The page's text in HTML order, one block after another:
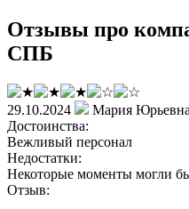
Отзывы про
СПБ
29.10.2024
Мария Юрьевна
Достоинства:
Вежливый персонал
Недостатки:
Некоторые моменты могли
Отзыв: